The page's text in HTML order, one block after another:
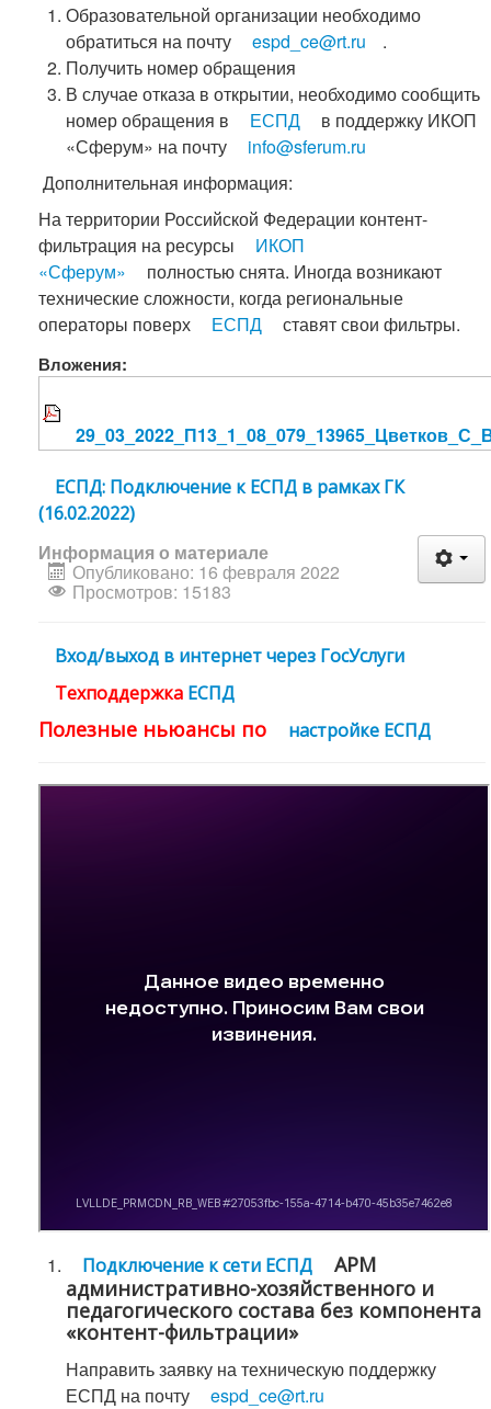
Образовательной организации необходимо
обратиться на почту
espd_ce@rt.ru
.
Получить номер обращения
В случае отказа в открытии, необходимо сообщить
номер обращения в
ЕСПД
в поддержку ИКОП
«Сферум» на почту
info@sferum.ru
Дополнительная информация:
На территории Российской Федерации контент-
фильтрация на ресурсы
ИКОП
«Сферум»
полностью снята. Иногда возникают
технические сложности, когда региональные
операторы поверх
ЕСПД ставят свои фильтры.
Вложения:
ЕСПД: Подключение к ЕСПД в рамках ГК
(16.02.2022)
Информация о материале
Опубликовано: 16 февраля 2022
Просмотров: 15183
Вход/выход в интернет через ГосУслуги
Техподдержка ЕСПД
Полезные ньюансы по настройке ЕСПД
Подключение к сети ЕСПД
АРМ
административно-хозяйственного и
педагогического состава без компонента
«контент-фильтрации»
Направить заявку на техническую поддержку
ЕСПД на почту
espd_ce@rt.ru